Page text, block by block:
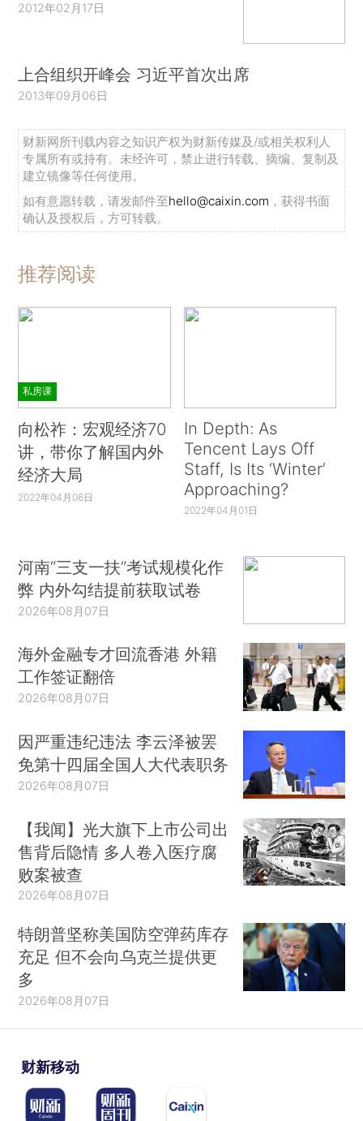
2012年02月17日
上合组织开峰会 习近平首次出席
2013年09月06日
财新网所刊载内容之知识产权为财新传媒及/或相关权利人
专属所有或持有。未经许可，禁止进行转载、摘编、复制及
建立镜像等任何使用。
如有意愿转载，请发邮件至hello@caixin.com ，获得书面
确认及授权后，方可转载。
推荐阅读
私房课
向松祚：宏观经济70
讲，带你了解国内外
经济大局
2022年04月06日
In Depth: As
Tencent Lays Off
Staff, Is Its ‘Winter’
Approaching?
2022年04月01日
河南“三支一扶”考试规模化作
弊 内外勾结提前获取试卷
2026年08月07日
海外金融专才回流香港 外籍
工作签证翻倍
2026年08月07日
因严重违纪违法 李云泽被罢
免第十四届全国人大代表职务
2026年08月07日
【我闻】光大旗下上市公司出
售背后隐情 多人卷入医疗腐
败案被查
2026年08月07日
特朗普坚称美国防空弹药库存
充足 但不会向乌克兰提供更
多
2026年08月07日
财新移动